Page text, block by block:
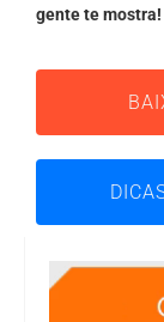
gente te mostra!